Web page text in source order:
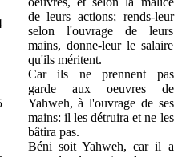
de leurs actions; rends-leur
selon l'ouvrage de leurs
mains, donne-leur le salaire
qu'ils méritent.
Car ils ne prennent pas
garde aux oeuvres de
Yahweh, à l'ouvrage de ses
mains: il les détruira et ne les
bâtira pas.
Béni soit Yahweh, car il a